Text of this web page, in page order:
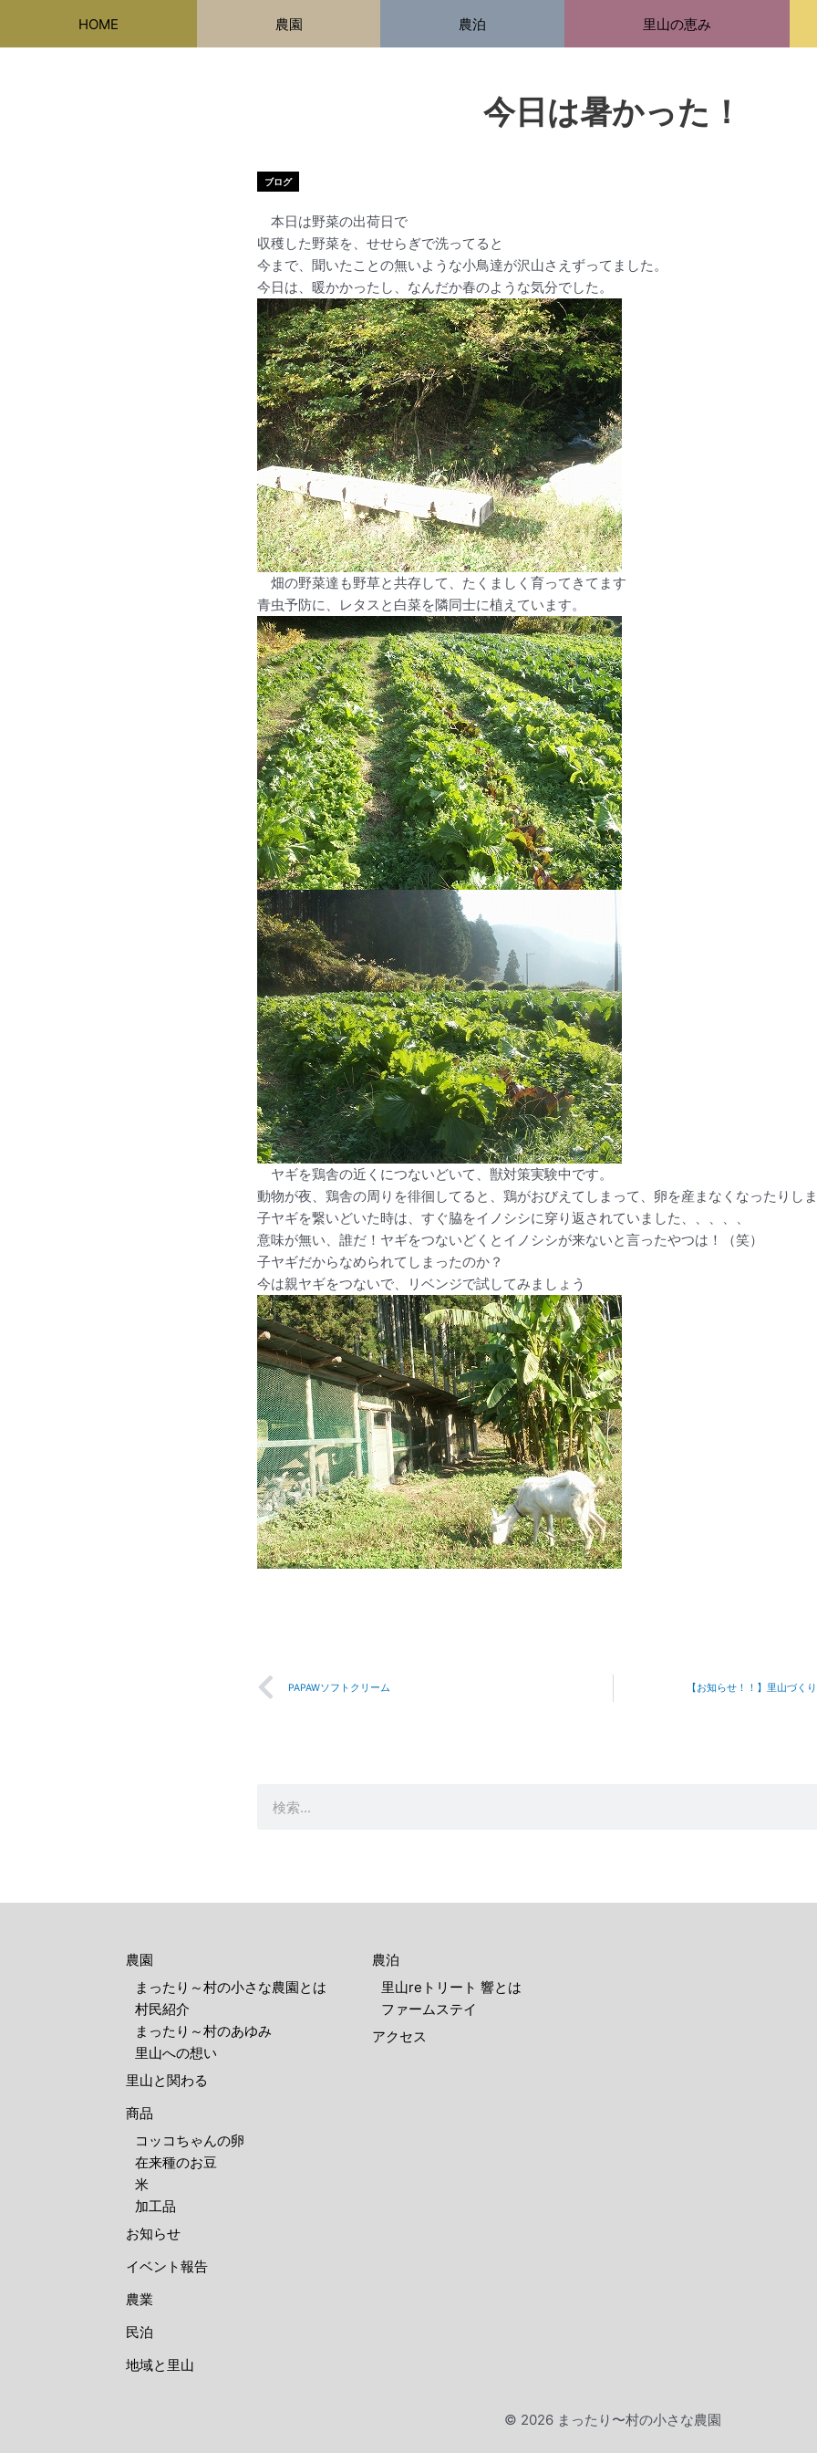
を
HOME 農園 農泊 里山の恵み
今日は暑かった！
ブログ
本日は野菜の出荷日で
収穫した野菜を、せせらぎで洗ってると
今まで、聞いたことの無いような小鳥達が沢山さえずってました。
今日は、暖かかったし、なんだか春のような気分でした。
畑の野菜達も野草と共存して、たくましく育ってきてます
青虫予防に、レタスと白菜を隣同士に植えています。
ヤギを鶏舎の近くにつないどいて、獣対策実験中です。
動物が夜、鶏舎の周りを徘徊してると、鶏がおびえてしまって、卵を産まなくなったりし
子ヤギを繋いどいた時は、すぐ脇をイノシシに穿り返されていました、、、、、
意味が無い、誰だ！ヤギをつないどくとイノシシが来ないと言ったやつは！（笑）
子ヤギだからなめられてしまったのか？
今は親ヤギをつないで、リベンジで試してみましょう
Prev
PAPAWソフトクリーム 【お知らせ！！】里山づく
農園
まったり～村の小さな農園とは
村民紹介
まったり～村のあゆみ
里山への想い
里山と関わる
商品
コッコちゃんの卵
在来種のお豆
米
加工品
お知らせ
イベント報告
農業
民泊
地域と里山
農泊
里山reトリート 響とは
ファームステイ
アクセス
© 2026 まったり〜村の小さな農園